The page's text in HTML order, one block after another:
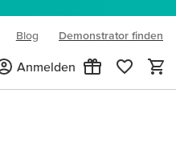
Blog
(opens in new tab)
Demonstrator finden
Anmelden